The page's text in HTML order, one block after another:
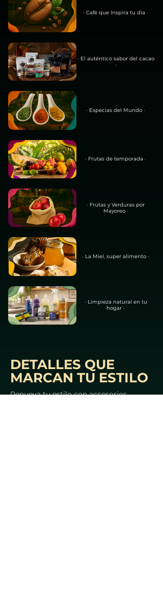
· Café que Inspira tu día ·
· El auténtico sabor del cacao
·
· Especias del Mundo ·
· Frutas de temporada ·
· Frutas y Verduras por
Mayoreo ·
· La Miel, super alimento ·
· Limpieza natural en tu
hogar ·
DETALLES QUE
MARCAN TU ESTILO
Renueva tu estilo con accesorios